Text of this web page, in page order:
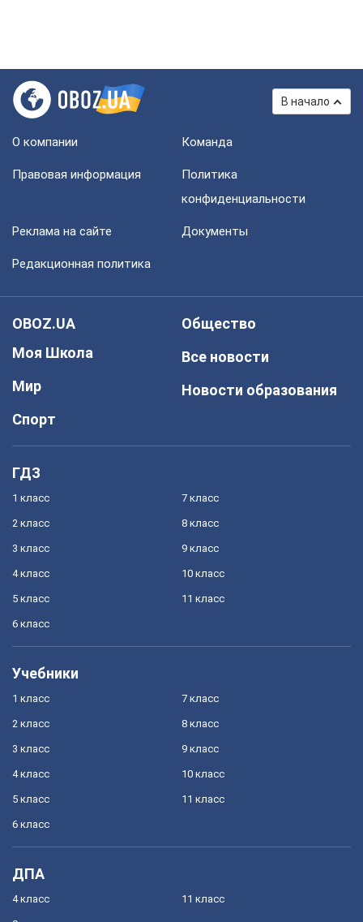
В начало
О компании Команда
Правовая информация
Политика
конфиденциальности
Реклама на сайте Документы
Редакционная политика
OBOZ.UA
Моя Школа
Мир
Спорт
Общество
Все новости
Новости образования
ГДЗ
1 класс
2 класс
3 класс
4 класс
5 класс
6 класс
7 класс
8 класс
9 класс
10 класс
11 класс
Учебники
1 класс
2 класс
3 класс
4 класс
5 класс
6 класс
7 класс
8 класс
9 класс
10 класс
11 класс
ДПА
4 класс 11 класс